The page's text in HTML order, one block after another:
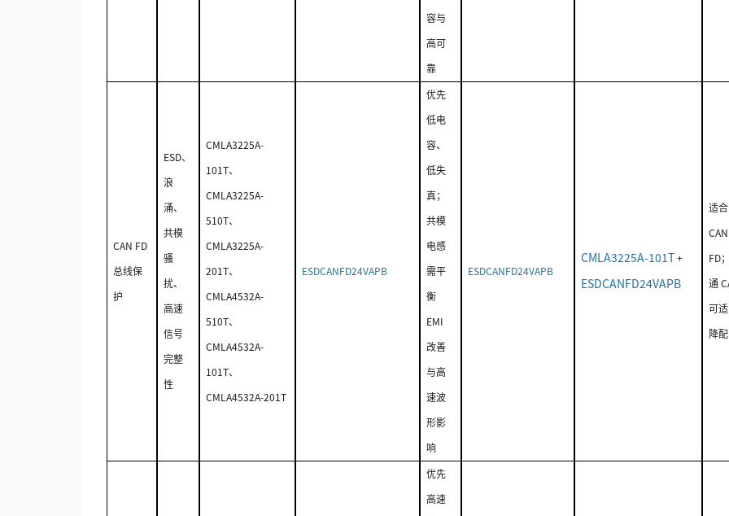
容与
高可
靠
CAN FD
总线保
护
ESD、
浪
涌、
共模
骚
扰、
高速
信号
完整
性
CMLA3225A-
101T、
CMLA3225A-
510T、
CMLA3225A-
201T、
CMLA4532A-
510T、
CMLA4532A-
101T、
CMLA4532A-201T
ESDCANFD24VAPB
优先
低电
容、
低失
真；
共模
电感
需平
衡
EMI
改善
与高
速波
形影
响
ESDCANFD24VAPB
CMLA3225A-101T+
ESDCANFD24VAPB
适合
CAN
FD
通
可
降配
优先
高速